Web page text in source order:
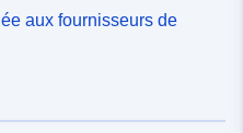
aux fournisseurs de